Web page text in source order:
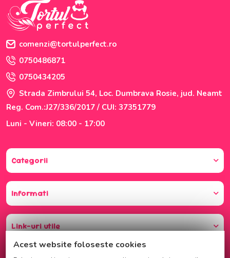
comenzi@tortulperfect.ro
0750486871
0750434205
Strada Zimbrului 54, Loc. Dumbrava Rosie, jud. Neamt
Reg. Com.:J27/336/2017 / CUI: 37351779
Luni - Vineri: 08:00 - 17:00
Categorii
Informati
Link-uri utile
Acest website foloseste cookies